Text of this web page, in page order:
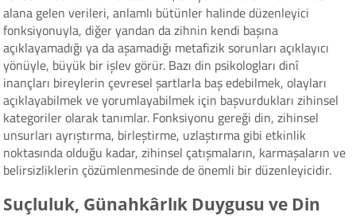
alana gelen verileri, anlamlı bütünler halinde düzenleyici
fonksiyonuyla, diğer yandan da zihnin kendi başına
açıklayamadığı ya da aşamadığı metafizik sorunları açıklayıcı
yönüyle, büyük bir işlev görür. Bazı din psikologları dinî
inançları bireylerin çevresel şartlarla baş edebilmek, olayları
açıklayabilmek ve yorumlayabilmek için başvurdukları zihinsel
kategoriler olarak tanımlar. Fonksiyonu gereği din, zihinsel
unsurları ayrıştırma, birleştirme, uzlaştırma gibi etkinlik
noktasında olduğu kadar, zihinsel çatışmaların, karmaşaların ve
belirsizliklerin çözümlenmesinde de önemli bir düzenleyicidir.
Suçluluk, Günahkârlık Duygusu ve Din